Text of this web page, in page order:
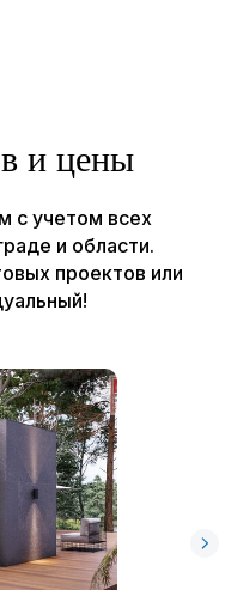
и цены
с учетом всех
и области.
проектов или